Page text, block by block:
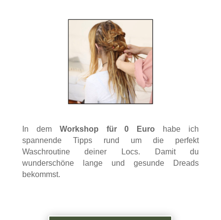
In dem Workshop für 0 Euro habe ich
spannende Tipps rund um die perfekt
Waschroutine deiner Locs. Damit du
wunderschöne lange und gesunde Dreads
bekommst.